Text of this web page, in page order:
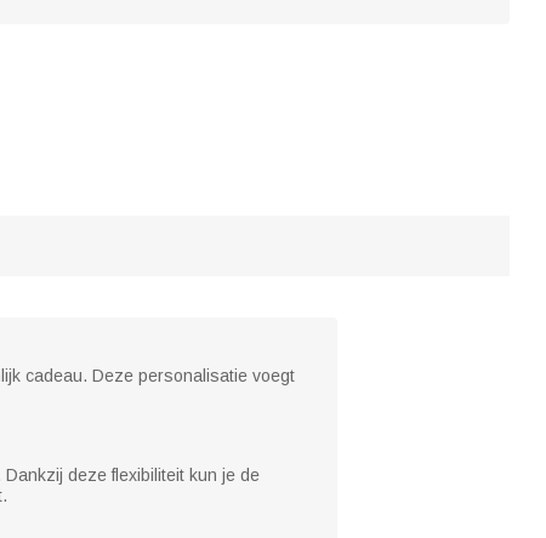
cadeau. Deze personalisatie voegt
deze flexibiliteit kun je de